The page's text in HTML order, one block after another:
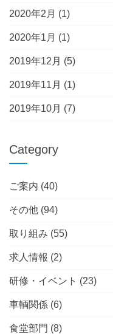
2020年2月 (1)
2020年1月 (1)
2019年12月 (5)
2019年11月 (1)
2019年10月 (7)
Category
ご案内 (40)
その他 (94)
取り組み (55)
求人情報 (2)
研修・イベント (23)
車輌関係 (6)
食堂部門 (8)